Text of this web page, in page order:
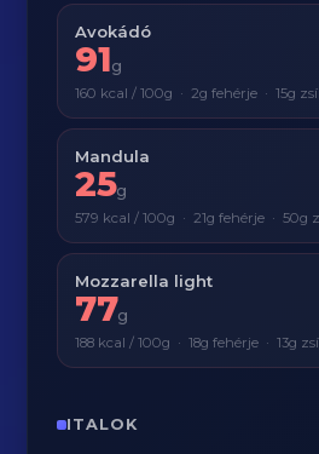
Avokádó
91g
160 kcal / 100g · 2g fehérje · 15g
Mandula
25g
579 kcal / 100g · 21g fehérje · 50g
Mozzarella light
77g
188 kcal / 100g · 18g fehérje · 13g
ITALOK